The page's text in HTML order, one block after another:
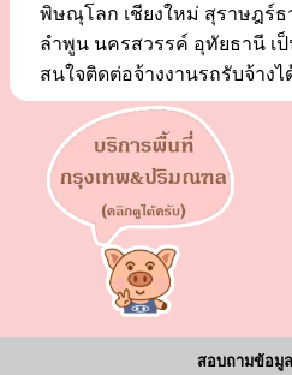
พิษณุโลก เชียงใหม่ สุราษฎร์ธ
ลำพูน นครสวรรค์ อุทัยธานี เ
สนใจติดต่อจ้างงานรถรับจ้างไ
สอบถามข้อมูล